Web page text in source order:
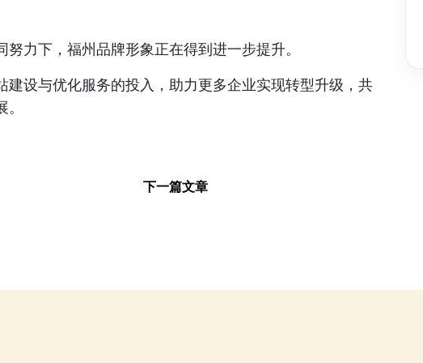
力下，福州品牌形象正在得到进一步提升。
建设与优化服务的投入，助力更多企业实现转型升级，共
下一篇文章